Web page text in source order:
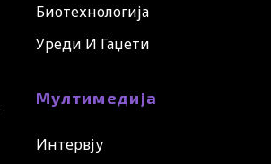
Биотехнологија
Уреди И Гаџети
Мултимедија
Интервју